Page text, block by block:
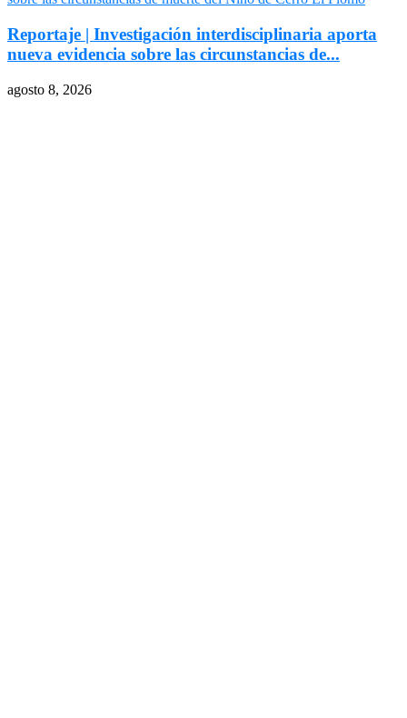
Reportaje | Investigación interdisciplinaria aporta
nueva evidencia sobre las circunstancias de...
agosto 8, 2026